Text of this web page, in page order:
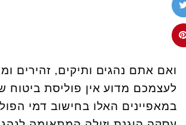
ואם אתם נהגים ותיקים, זהירים
לעצמכם מדוע אין פוליסת
במאפיינים האלו בחישוב דמי